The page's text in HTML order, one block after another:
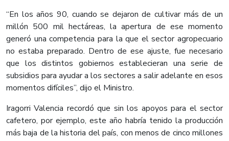
“En los años 90, cuando se dejaron de cultivar más de un
millón 500 mil hectáreas, la apertura de ese momento
generó una competencia para la que el sector agropecuario
no estaba preparado. Dentro de ese ajuste, fue necesario
que los distintos gobiernos establecieran una serie de
subsidios para ayudar a los sectores a salir adelante en esos
momentos difíciles”, dijo el Ministro.
Iragorri Valencia recordó que sin los apoyos para el sector
cafetero, por ejemplo, este año habría tenido la producción
más baja de la historia del país, con menos de cinco millones